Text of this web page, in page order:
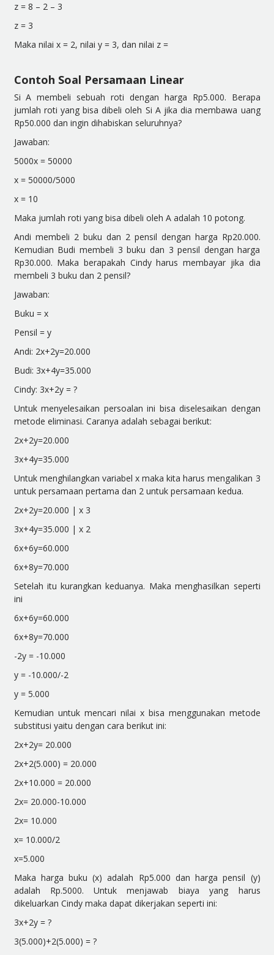
z = 8 – 2 – 3
z = 3
Maka nilai x = 2, nilai y = 3, dan nilai z =
Contoh Soal Persamaan Linear
Si A membeli sebuah roti dengan harga Rp5.000. Berapa
jumlah roti yang bisa dibeli oleh Si A jika dia membawa uang
Rp50.000 dan ingin dihabiskan seluruhnya?
Jawaban:
5000x = 50000
x = 50000/5000
x = 10
Maka jumlah roti yang bisa dibeli oleh A adalah 10 potong.
Andi membeli 2 buku dan 2 pensil dengan harga Rp20.000.
Kemudian Budi membeli 3 buku dan 3 pensil dengan harga
Rp30.000. Maka berapakah Cindy harus membayar jika dia
membeli 3 buku dan 2 pensil?
Jawaban:
Buku = x
Pensil = y
Andi: 2x+2y=20.000
Budi: 3x+4y=35.000
Cindy: 3x+2y = ?
Untuk menyelesaikan persoalan ini bisa diselesaikan dengan
metode eliminasi. Caranya adalah sebagai berikut:
2x+2y=20.000
3x+4y=35.000
Untuk menghilangkan variabel x maka kita harus mengalikan 3
untuk persamaan pertama dan 2 untuk persamaan kedua.
2x+2y=20.000 | x 3
3x+4y=35.000 | x 2
6x+6y=60.000
6x+8y=70.000
Setelah itu kurangkan keduanya. Maka menghasilkan seperti
ini
6x+6y=60.000
6x+8y=70.000
-2y = -10.000
y = -10.000/-2
y = 5.000
Kemudian untuk mencari nilai x bisa menggunakan metode
substitusi yaitu dengan cara berikut ini:
2x+2y= 20.000
2x+2(5.000) = 20.000
2x+10.000 = 20.000
2x= 20.000-10.000
2x= 10.000
x= 10.000/2
x=5.000
Maka harga buku (x) adalah Rp5.000 dan harga pensil (y)
adalah Rp.5000. Untuk menjawab biaya yang harus
dikeluarkan Cindy maka dapat dikerjakan seperti ini:
3x+2y = ?
3(5.000)+2(5.000) = ?